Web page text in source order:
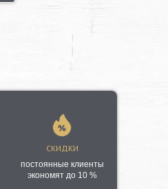
СКИДКИ
постоянные клиенты
экономят до 10 %